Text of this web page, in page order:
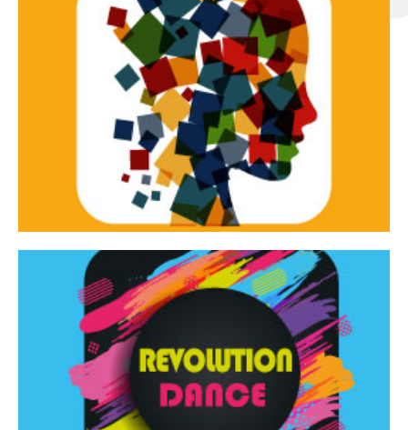
Tracce dinamiche
Tracce Dinamiche è una rassegna di teatro
d’innovazione e sperimentale.
Continua
Revolution Dance
Rassegna di danza contemporanea – I Edizione